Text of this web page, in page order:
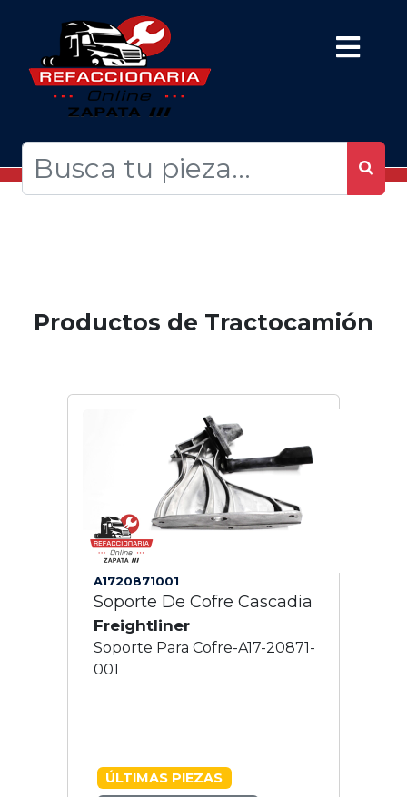
Productos de Tractocamión
A1720871001
Soporte De Cofre Cascadia
Freightliner
Soporte Para Cofre-A17-20871-
001
ÚLTIMAS PIEZAS